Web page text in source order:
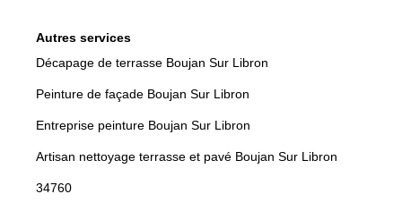
Autres services
Décapage de terrasse Boujan Sur Libron
Peinture de façade Boujan Sur Libron
Entreprise peinture Boujan Sur Libron
Artisan nettoyage terrasse et pavé Boujan Sur Libron
34760